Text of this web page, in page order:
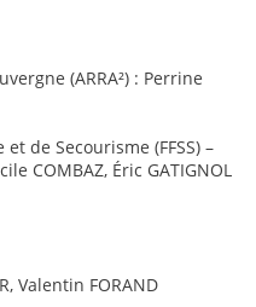
(ARRA²) : Perrine
de Secourisme (FFSS) –
COMBAZ, Éric GATIGNOL
Valentin FORAND